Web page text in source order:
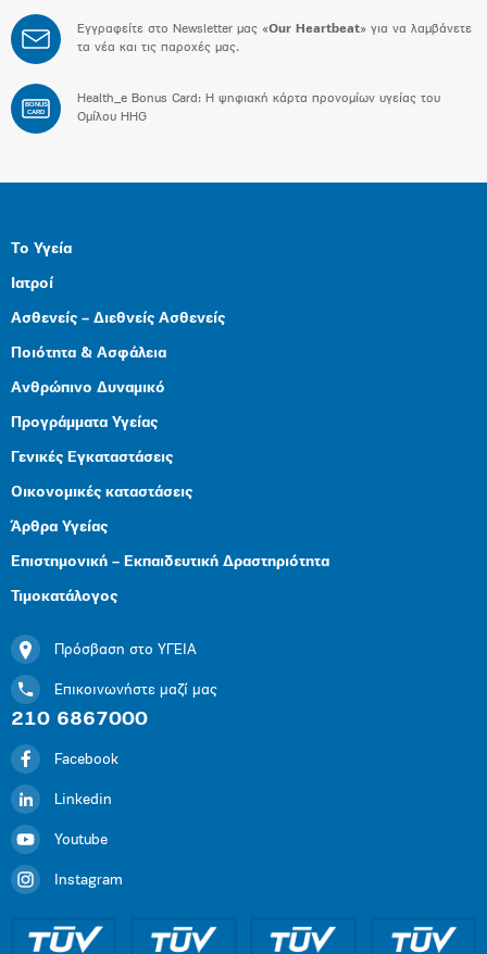
Εγγραφείτε στο Newsletter μας «Our Heartbeat» για να λαμβάνετε
τα νέα και τις παροχές μας.
BONUS
CARD
Health_e Bonus Card: H ψηφιακή κάρτα προνομίων υγείας του
Ομίλου HHG
Το Υγεία
Ιατροί
Ασθενείς – Διεθνείς Ασθενείς
Ποιότητα & Ασφάλεια
Ανθρώπινο Δυναμικό
Προγράμματα Υγείας
Γενικές Εγκαταστάσεις
Οικονομικές καταστάσεις
Άρθρα Υγείας
Επιστημονική – Εκπαιδευτική Δραστηριότητα
Τιμοκατάλογος
Πρόσβαση στο ΥΓΕΙΑ
Επικοινωνήστε μαζί μας
210 6867000
Facebook
Linkedin
Youtube
Instagram